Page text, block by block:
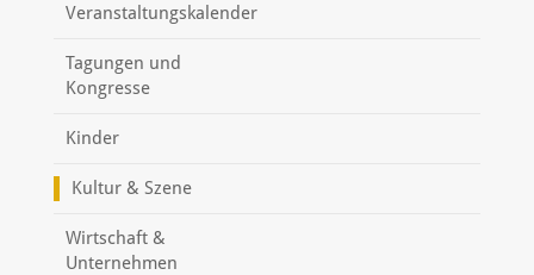
Veranstaltungskalender
Tagungen und
Kongresse
Kinder
Kultur & Szene
Wirtschaft &
Unternehmen